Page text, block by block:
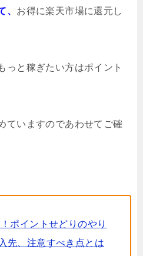
、 お得に楽天市場に還元し
っと稼ぎたい方はポイント
ていますのであわせてご確
ポイントせどりのやり
先、注意すべき点とは